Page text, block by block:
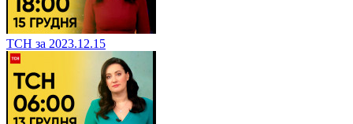
ТСН за 2023.12.15